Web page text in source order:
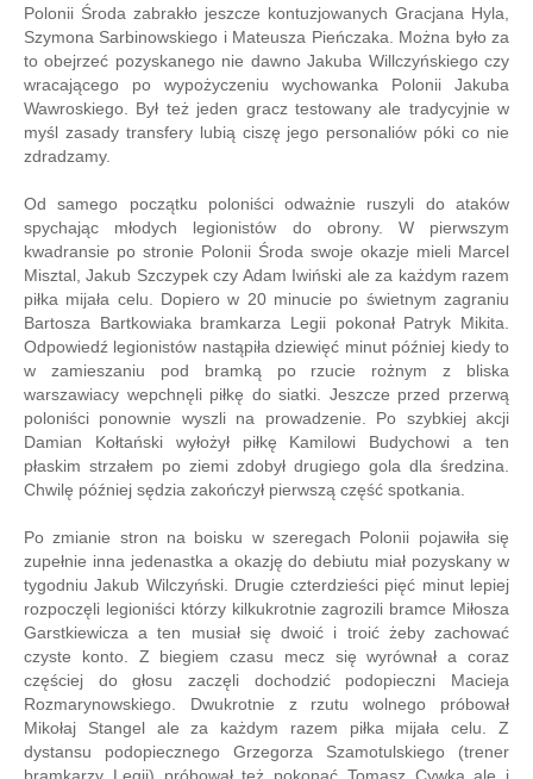
Polonii Środa zabrakło jeszcze kontuzjowanych Gracjana Hyla,
Szymona Sarbinowskiego i Mateusza Pieńczaka. Można było za
to obejrzeć pozyskanego nie dawno Jakuba Willczyńskiego czy
wracającego po wypożyczeniu wychowanka Polonii Jakuba
Wawroskiego. Był też jeden gracz testowany ale tradycyjnie w
myśl zasady transfery lubią ciszę jego personaliów póki co nie
zdradzamy.
Od samego początku poloniści odważnie ruszyli do ataków
spychając młodych legionistów do obrony. W pierwszym
kwadransie po stronie Polonii Środa swoje okazje mieli Marcel
Misztal, Jakub Szczypek czy Adam Iwiński ale za każdym razem
piłka mijała celu. Dopiero w 20 minucie po świetnym zagraniu
Bartosza Bartkowiaka bramkarza Legii pokonał Patryk Mikita.
Odpowiedź legionistów nastąpiła dziewięć minut później kiedy to
w zamieszaniu pod bramką po rzucie rożnym z bliska
warszawiacy wepchnęli piłkę do siatki. Jeszcze przed przerwą
poloniści ponownie wyszli na prowadzenie. Po szybkiej akcji
Damian Kołtański wyłożył piłkę Kamilowi Budychowi a ten
płaskim strzałem po ziemi zdobył drugiego gola dla średzina.
Chwilę później sędzia zakończył pierwszą część spotkania.
Po zmianie stron na boisku w szeregach Polonii pojawiła się
zupełnie inna jedenastka a okazję do debiutu miał pozyskany w
tygodniu Jakub Wilczyński. Drugie czterdzieści pięć minut lepiej
rozpoczęli legioniści którzy kilkukrotnie zagrozili bramce Miłosza
Garstkiewicza a ten musiał się dwoić i troić żeby zachować
czyste konto. Z biegiem czasu mecz się wyrównał a coraz
częściej do głosu zaczęli dochodzić podopieczni Macieja
Rozmarynowskiego. Dwukrotnie z rzutu wolnego próbował
Mikołaj Stangel ale za każdym razem piłka mijała celu. Z
dystansu podopiecznego Grzegorza Szamotulskiego (trener
bramkarzy Legii) próbował też pokonać Tomasz Cywka ale i